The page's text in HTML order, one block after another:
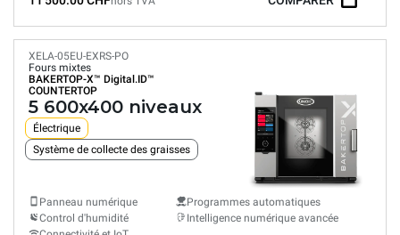
XELA-05EU-EXRS-PO
Fours mixtes
BAKERTOP-X™ Digital.ID™
COUNTERTOP
5 600x400 niveaux
Électrique
Système de collecte des graisses
Panneau numérique
Control d'humidité
Programmes automatiques
Intelligence numérique avancée